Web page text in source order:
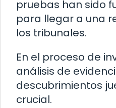
pruebas han sido
para llegar a una
los tribunales.
En el proceso de
análisis de
descubrimientos
crucial.